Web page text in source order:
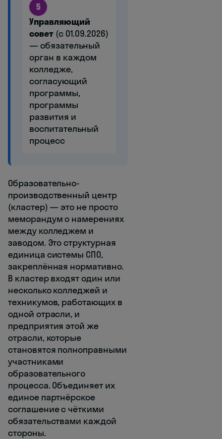
5
Управляющий
совет(с 01.09.2026)
— обязательный
орган в каждом
колледже,
согласующий
программы,
программы
развития и
воспитательный
процесс
Образовательно-
производственный центр
(кластер) — это не просто
меморандум о намерениях
между колледжем и
заводом. Это структурная
единица системы СПО,
закреплённая нормативно.
В кластер входят один или
несколько колледжей и
техникумов, работающих в
одной отрасли, и
предприятия этой же
отрасли, которые
становятся полноправными
участниками
образовательного
процесса. Объединяет их
единое партнёрское
соглашение с чёткими
обязательствами каждой
стороны.